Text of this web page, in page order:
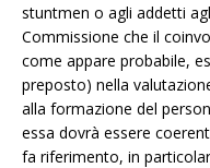
stuntmen o agli addetti
Commissione che il
come appare probabile,
preposto) nella
alla formazione del
essa dovrà essere
fa riferimento, in